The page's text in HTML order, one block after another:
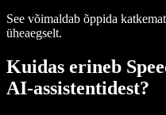
See võimaldab õppida
üheaegselt.
Kuidas erineb
AI-assistentidest?